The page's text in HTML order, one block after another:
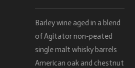
Barley wine aged in a blend
of Agitator non-peated
single malt whisky barrels
American oak and chestnut